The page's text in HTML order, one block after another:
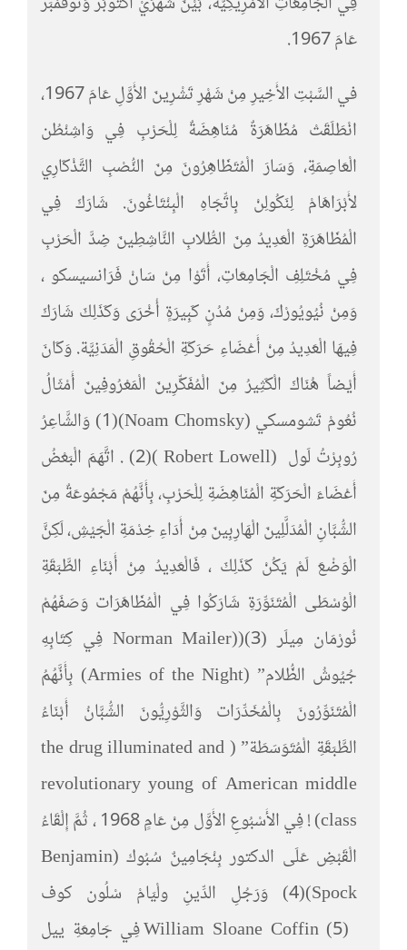
عَامَ 1967.
في السَّبْتِ الأَخِيرِ مِنْ شَهْرِ تَشْرِينَ الأَوَّلِ عَامَ 1967،
انْطَلَقَتْ مُظَاهَرَةٌ مُنَاهِضَةٌ لِلْحَرْبِ فِي وَاشِنْطُن
الْعَاصِمَةِ، وَسَارَ الْمُتَظَاهِرُونَ مِنَ النُّصْبِ التَّذْكَارِي
لأَبْرَاهَامْ لِنَكُولِنْ بِاتِّجَاهِ الْبِنْتَاغُونَ. شَارَكَ فِي
الْمُظَاهَرَةِ الْعَدِيدُ مِنَ الطُّلابِ النَّاشِطِينَ ضِدَّ الْحَرْبِ
فِي مُخْتَلِفِ الْجَامِعَاتِ، أَتَوْا مِنْ سَانْ فَرَانسيسكو ،
وَمِنْ نُيُويُورْكَ، وَمِنْ مُدُنٍ كَبِيرَةٍ أُخْرَى وَكَذَلِكَ شَارَكَ
فِيهَا الْعَدِيدُ مِنْ أَعْضَاءِ حَرَكَةِ الْحُقُوقِ الْمَدَنِيَّة. وَكَانَ
أَيْضاً هُنَاكَ الْكَثِيرُ مِنَ الْمُفَكِّرِينَ الْمَعْرُوفِينَ أَمْثَالُ
نُعُومْ تَشومسكي (Noam Chomsky)(1) وَالشَّاعِرُ
رُوبِرْتُ لَول (Robert Lowell )(2) . اتَّهَمَ الْبَعْضُ
أَعْضَاءَ الْحَرَكَةِ الْمُنَاهِضَةِ لِلْحَرْبِ، بِأَنَّهُمْ مَجْمُوعَةٌ مِنَ
الشُّبَّانِ الْمُدَلَّلِينَ الْهَارِبِينَ مِنْ أَدَاءِ خِدْمَةِ الْجَيْشِ، لَكِنَّ
الْوَضْعَ لَمْ يَكُنْ كَذَلِكَ ، فَالْعَدِيدُ مِنْ أَبْنَاءِ الطَّبَقَةِ
الْوُسْطَى الْمُتَنَوِّرَةِ شَارَكُوا فِي الْمُظَاهَرَات وَصَفَهُمْ
نُورْمَان مِيلَر Norman Mailer))(3) فِي كِتَابِهِ
جُيُوشُ الظُّلام” (Armies of the Night) بِأَنَّهُمُ
الْمُتَنَوِّرُونَ بِالْمُخَدِّرَات وَالثَّوْرِيُّونَ الشُّبَّانُ أَبْنَاءُ
الطَّبَقَةِ الْمُتَوَسَطَة” ( the drug illuminated and
revolutionary young of American middle
class) ! فِي الأَسْبُوعِ الأَوَّل مِنْ عَامٍ 1968 ، ثُمَّ إِلْقَاءُ
الْقَبْضِ عَلَى الدكتور بِنْجَامِينٌ سُبُوك (Benjamin
Spock)(4) وَرَجُلِ الدِّينِ ولْيَامْ سْلُون كوف
William Sloane Coffin (5) فِي جَامِعَةِ ييل